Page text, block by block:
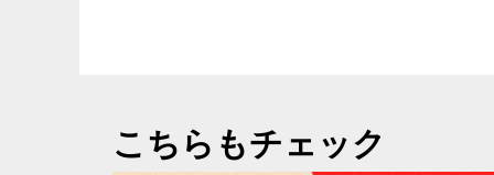
こちらもチェック